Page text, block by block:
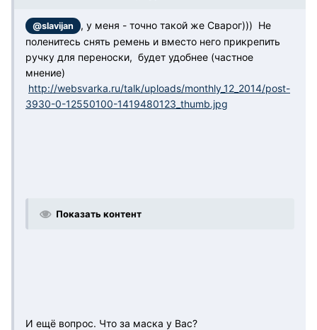
@slavijan
, у меня - точно такой же Сварог))) Не
поленитесь снять ремень и вместо него прикрепить
ручку для переноски, будет удобнее (частное
мнение)
http://websvarka.ru/talk/uploads/monthly_12_2014/post-
3930-0-12550100-1419480123_thumb.jpg
Показать контент
И ещё вопрос. Что за маска у Вас?